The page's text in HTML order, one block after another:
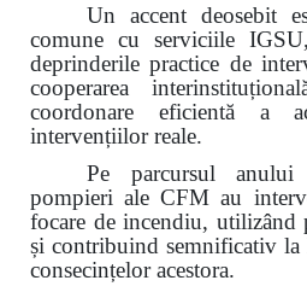
Un accent deosebit
comune cu serviciile
deprinderile practice de
cooperarea
coordonare eficientă a
intervențiilor reale.
Pe parcursul
pompieri ale CFM au
focare de incendiu, utilizând
și contribuind semnificativ la
consecințelor acestora.